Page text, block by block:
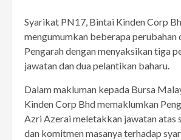
Syarikat PN17, Bintai Kinden Corp
mengumumkan beberapa perubahan
Pengarah dengan menyaksikan tiga
jawatan dan dua pelantikan baharu.
Dalam makluman kepada Bursa
Kinden Corp Bhd memaklumkan
Azri Azerai meletakkan jawatan atas
dan komitmen masanya terhadap